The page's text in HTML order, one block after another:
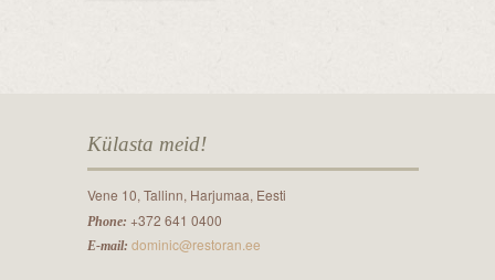
Külasta meid!
Vene 10, Tallinn, Harjumaa, Eesti
Phone: +372 641 0400
E-mail: dominic@restoran.ee